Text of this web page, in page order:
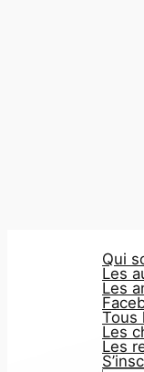
Qui
Les
Les
Tous
Les
Les